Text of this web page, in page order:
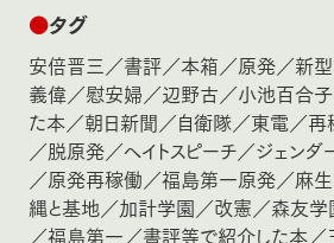
●タグ
安倍晋三 ／書評／本箱／原発／新
義偉／慰安婦／辺野古／小池百合子
た本／朝日新聞／自衛隊／東電／再
／脱原発／ヘイトスピーチ／ジェンダ
／原発再稼働／福島第一原発／麻
縄と基地／加計学園／改憲／森友学
／福島第一／書評等で紹介した本／